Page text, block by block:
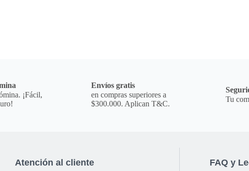
¡Fácil,
Envíos gratis
en compras superiores a
$300.000. Aplican T&C.
Tu
Atención al cliente FAQ y